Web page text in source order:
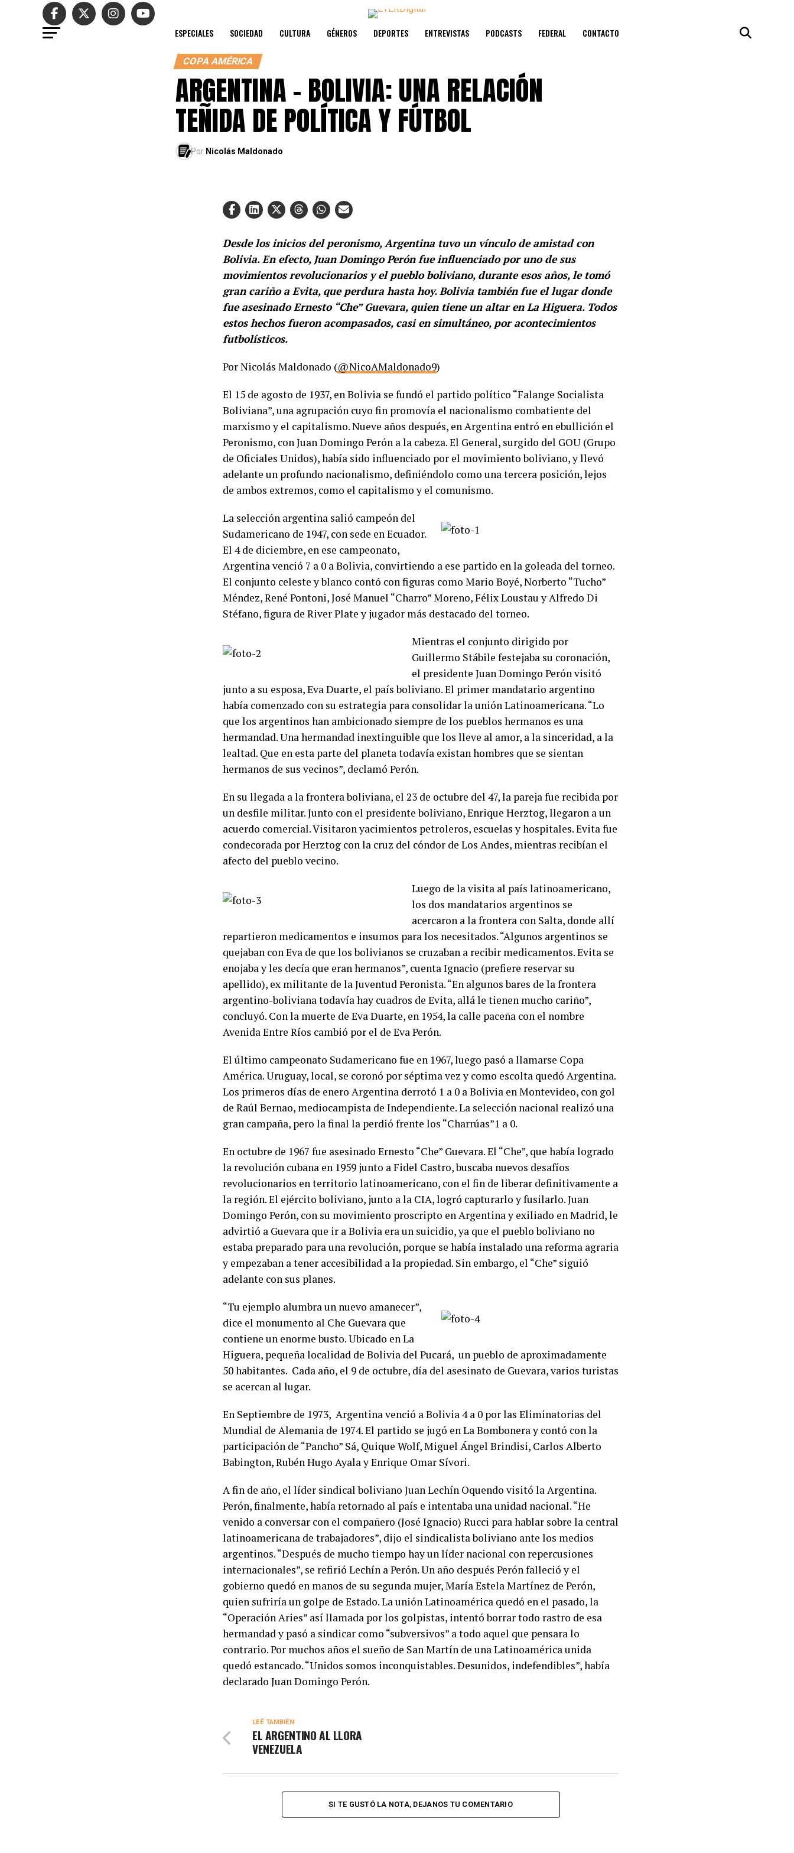
ESPECIALES SOCIEDAD CULTURA GÉNEROS DEPORTES ENTREVISTAS PODCASTS FEDERAL CONTACTO
COPA AMÉRICA
ARGENTINA – BOLIVIA: UNA RELACIÓN
TEÑIDA DE POLÍTICA Y FÚTBOL
Por Nicolás Maldonado
Desde los inicios del peronismo, Argentina tuvo un vínculo de amistad con
Bolivia. En efecto, Juan Domingo Perón fue influenciado por uno de sus
movimientos revolucionarios y el pueblo boliviano, durante esos años, le tomó
gran cariño a Evita, que perdura hasta hoy. Bolivia también fue el lugar donde
fue asesinado Ernesto “Che” Guevara, quien tiene un altar en La Higuera. Todos
estos hechos fueron acompasados, casi en simultáneo, por acontecimientos
futbolísticos.
Por Nicolás Maldonado (@NicoAMaldonado9)
El 15 de agosto de 1937, en Bolivia se fundó el partido político “Falange Socialista
Boliviana”, una agrupación cuyo fin promovía el nacionalismo combatiente del
marxismo y el capitalismo. Nueve años después, en Argentina entró en ebullición el
Peronismo, con Juan Domingo Perón a la cabeza. El General, surgido del GOU (Grupo
de Oficiales Unidos), había sido influenciado por el movimiento boliviano, y llevó
adelante un profundo nacionalismo, definiéndolo como una tercera posición, lejos
de ambos extremos, como el capitalismo y el comunismo.
La selección argentina salió campeón del
Sudamericano de 1947, con sede en Ecuador.
El 4 de diciembre, en ese campeonato,
Argentina venció 7 a 0 a Bolivia, convirtiendo a ese partido en la goleada del torneo.
El conjunto celeste y blanco contó con figuras como Mario Boyé, Norberto “Tucho”
Méndez, René Pontoni, José Manuel “Charro” Moreno, Félix Loustau y Alfredo Di
Stéfano, figura de River Plate y jugador más destacado del torneo.
Mientras el conjunto dirigido por
Guillermo Stábile festejaba su coronación,
el presidente Juan Domingo Perón visitó
junto a su esposa, Eva Duarte, el país boliviano. El primer mandatario argentino
había comenzado con su estrategia para consolidar la unión Latinoamericana. “Lo
que los argentinos han ambicionado siempre de los pueblos hermanos es una
hermandad. Una hermandad inextinguible que los lleve al amor, a la sinceridad, a la
lealtad. Que en esta parte del planeta todavía existan hombres que se sientan
hermanos de sus vecinos”, declamó Perón.
En su llegada a la frontera boliviana, el 23 de octubre del 47, la pareja fue recibida por
un desfile militar. Junto con el presidente boliviano, Enrique Herztog, llegaron a un
acuerdo comercial. Visitaron yacimientos petroleros, escuelas y hospitales. Evita fue
condecorada por Herztog con la cruz del cóndor de Los Andes, mientras recibían el
afecto del pueblo vecino.
Luego de la visita al país latinoamericano,
los dos mandatarios argentinos se
acercaron a la frontera con Salta, donde allí
repartieron medicamentos e insumos para los necesitados. “Algunos argentinos se
quejaban con Eva de que los bolivianos se cruzaban a recibir medicamentos. Evita se
enojaba y les decía que eran hermanos”, cuenta Ignacio (prefiere reservar su
apellido), ex militante de la Juventud Peronista. “En algunos bares de la frontera
argentino-boliviana todavía hay cuadros de Evita, allá le tienen mucho cariño”,
concluyó. Con la muerte de Eva Duarte, en 1954, la calle paceña con el nombre
Avenida Entre Ríos cambió por el de Eva Perón.
El último campeonato Sudamericano fue en 1967, luego pasó a llamarse Copa
América. Uruguay, local, se coronó por séptima vez y como escolta quedó Argentina.
Los primeros días de enero Argentina derrotó 1 a 0 a Bolivia en Montevideo, con gol
de Raúl Bernao, mediocampista de Independiente. La selección nacional realizó una
gran campaña, pero la final la perdió frente los “Charrúas”1 a 0.
En octubre de 1967 fue asesinado Ernesto “Che” Guevara. El “Che”, que había logrado
la revolución cubana en 1959 junto a Fidel Castro, buscaba nuevos desafíos
revolucionarios en territorio latinoamericano, con el fin de liberar definitivamente a
la región. El ejército boliviano, junto a la CIA, logró capturarlo y fusilarlo. Juan
Domingo Perón, con su movimiento proscripto en Argentina y exiliado en Madrid, le
advirtió a Guevara que ir a Bolivia era un suicidio, ya que el pueblo boliviano no
estaba preparado para una revolución, porque se había instalado una reforma agraria
y empezaban a tener accesibilidad a la propiedad. Sin embargo, el “Che” siguió
adelante con sus planes.
“Tu ejemplo alumbra un nuevo amanecer”,
dice el monumento al Che Guevara que
contiene un enorme busto. Ubicado en La
Higuera, pequeña localidad de Bolivia del Pucará, un pueblo de aproximadamente
50 habitantes. Cada año, el 9 de octubre, día del asesinato de Guevara, varios turistas
se acercan al lugar.
En Septiembre de 1973, Argentina venció a Bolivia 4 a 0 por las Eliminatorias del
Mundial de Alemania de 1974. El partido se jugó en La Bombonera y contó con la
participación de “Pancho” Sá, Quique Wolf, Miguel Ángel Brindisi, Carlos Alberto
Babington, Rubén Hugo Ayala y Enrique Omar Sívori.
A fin de año, el líder sindical boliviano Juan Lechín Oquendo visitó la Argentina.
Perón, finalmente, había retornado al país e intentaba una unidad nacional. “He
venido a conversar con el compañero (José Ignacio) Rucci para hablar sobre la central
latinoamericana de trabajadores”, dijo el sindicalista boliviano ante los medios
argentinos. “Después de mucho tiempo hay un líder nacional con repercusiones
internacionales”, se refirió Lechín a Perón. Un año después Perón falleció y el
gobierno quedó en manos de su segunda mujer, María Estela Martínez de Perón,
quien sufriría un golpe de Estado. La unión Latinoamérica quedó en el pasado, la
“Operación Aries” así llamada por los golpistas, intentó borrar todo rastro de esa
hermandad y pasó a sindicar como “subversivos” a todo aquel que pensara lo
contrario. Por muchos años el sueño de San Martín de una Latinoamérica unida
quedó estancado. “Unidos somos inconquistables. Desunidos, indefendibles”, había
declarado Juan Domingo Perón.
LEÉ TAMBIÉN
EL ARGENTINO AL LLORA
VENEZUELA
SI TE GUSTÓ LA NOTA, DEJANOS TU COMENTARIO